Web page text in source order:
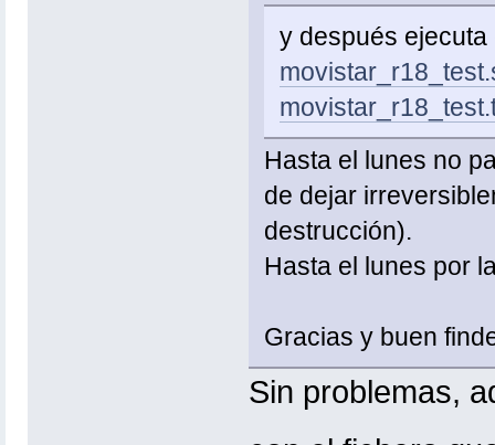
y después
Hasta el lunes no
de dejar
destrucción).
Hasta el lunes por
Gracias y buen
Sin problemas,